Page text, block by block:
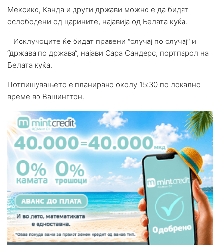
Мексико, Канда и други држави можно е да бидат
ослободени од царините, најавија од Белата куќа.
– Исклучоците ќе бидат правени “случај по случај“ и
“држава по држава“, најави Сара Сандерс, портпарол на
Белата куќа.
Потпишувањето е планирано околу 15:30 по локално
време во Вашингтон.